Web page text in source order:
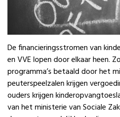
De financieringsstromen van
en VVE lopen door elkaar heen.
programma’s betaald door het
peuterspeelzalen krijgen
ouders krijgen
van het ministerie van Sociale